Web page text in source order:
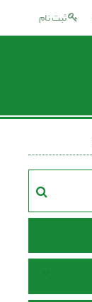
ثبت نام